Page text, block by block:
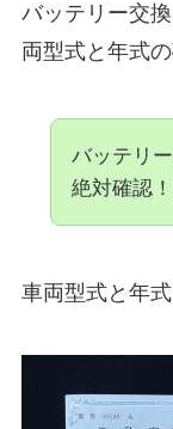
バッテリー交
両型式と年式の
バッテリ
絶対確認！
車両型式と年式